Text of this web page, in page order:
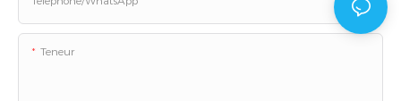
Teneur